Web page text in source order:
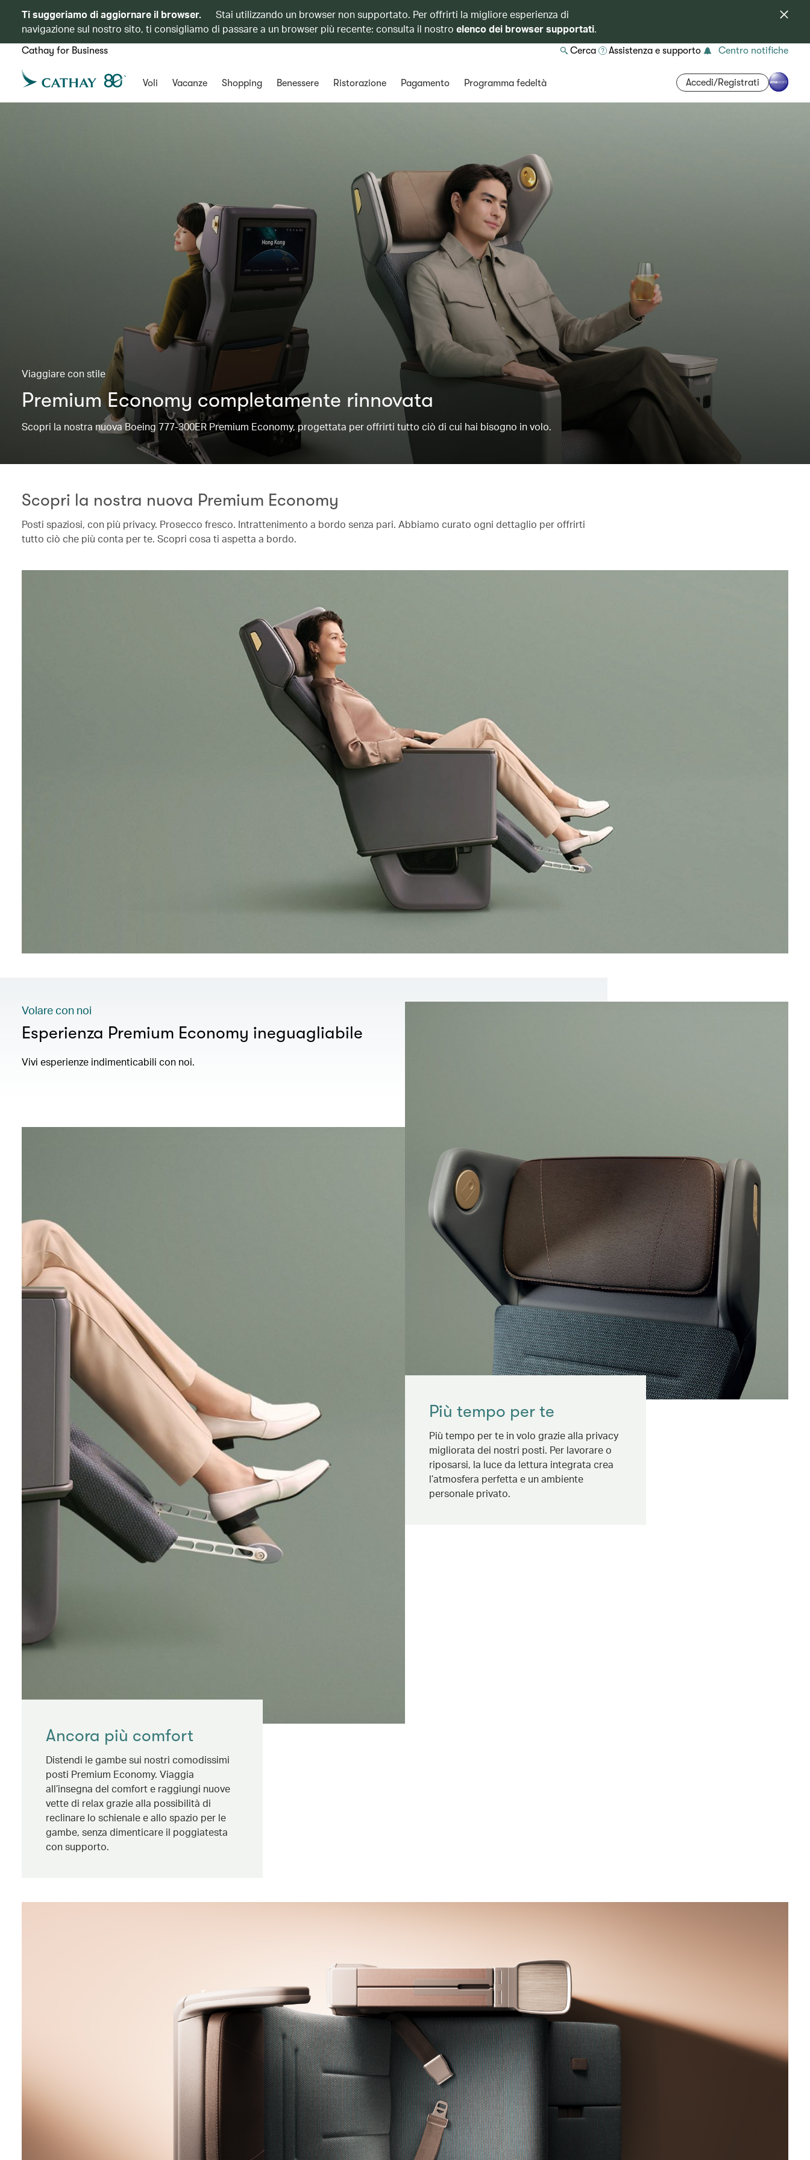
Ti suggeriamo di aggiornare il browser.
Stai utilizzando un browser non supportato. Per offrirti la migliore esperienza di
navigazione sul nostro sito, ti consigliamo di passare a un browser più recente: consulta il nostro elenco dei browser supportati.
Cathay for Business Cerca Assistenza e supporto Centro notifiche
Voli Vacanze Shopping Benessere Ristorazione Pagamento Programma fedeltà Accedi/Registrati
Viaggiare con stile
Premium Economy completamente rinnovata
Scopri la nostra nuova Boeing 777-300ER Premium Economy, progettata per offrirti tutto ciò di cui hai bisogno in volo.
Scopri la nostra nuova Premium Economy
Posti spaziosi, con più privacy. Prosecco fresco. Intrattenimento a bordo senza pari. Abbiamo curato ogni dettaglio per offrirti
tutto ciò che più conta per te. Scopri cosa ti aspetta a bordo.
Volare con noi
Esperienza Premium Economy ineguagliabile
Vivi esperienze indimenticabili con noi.
Più tempo per te
Più tempo per te in volo grazie alla privacy
migliorata dei nostri posti. Per lavorare o
riposarsi, la luce da lettura integrata crea
l’atmosfera perfetta e un ambiente
personale privato.
Ancora più comfort
Distendi le gambe sui nostri comodissimi
posti Premium Economy. Viaggia
all’insegna del comfort e raggiungi nuove
vette di relax grazie alla possibilità di
reclinare lo schienale e allo spazio per le
gambe, senza dimenticare il poggiatesta
con supporto.